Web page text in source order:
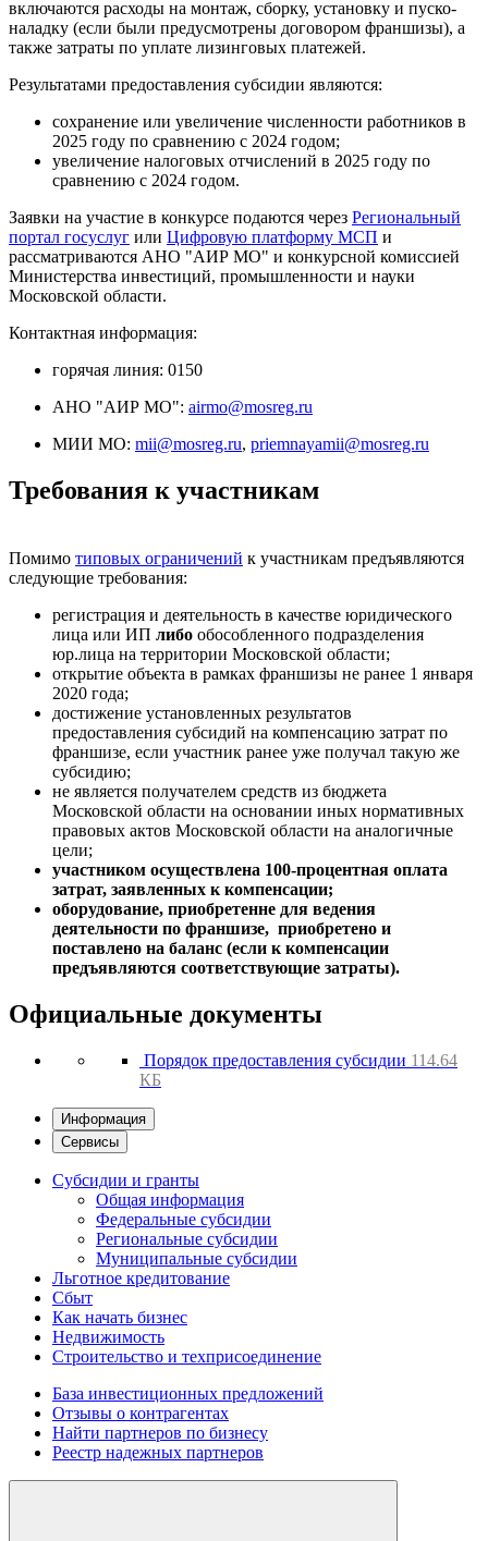
включаются расходы на монтаж, сборку, установку и пуско-
наладку (если были предусмотрены договором франшизы), а
также затраты по уплате лизинговых платежей.
Результатами предоставления субсидии являются:
сохранение или увеличение численности работников в
2025 году по сравнению с 2024 годом;
увеличение налоговых отчислений в 2025 году по
сравнению с 2024 годом.
Заявки на участие в конкурсе подаются через Региональный
портал госуслуг или Цифровую платформу МСП и
рассматриваются АНО "АИР МО" и конкурсной комиссией
Министерства инвестиций, промышленности и науки
Московской области.
Контактная информация:
горячая линия: 0150
АНО "АИР МО": airmo@mosreg.ru
МИИ МО: mii@mosreg.ru, priemnayamii@mosreg.ru
Требования к участникам
Помимо типовых ограничений к участникам предъявляются
следующие требования:
регистрация и деятельность в качестве юридического
лица или ИП либо обособленного подразделения
юр.лица на территории Московской области;
открытие объекта в рамках франшизы не ранее 1 января
2020 года;
достижение установленных результатов
предоставления субсидий на компенсацию затрат по
франшизе, если участник ранее уже получал такую же
субсидию;
не является получателем средств из бюджета
Московской области на основании иных нормативных
правовых актов Московской области на аналогичные
цели;
участником осуществлена 100-процентная оплата
затрат, заявленных к компенсации;
оборудование, приобретенне для ведения
деятельности по франшизе, приобретено и
поставлено на баланс (если к компенсации
предъявляются соответствующие затраты).
Официальные документы
Порядок предоставления субсидии 114.64
КБ
Информация
Сервисы
Субсидии и гранты
Общая информация
Федеральные субсидии
Региональные субсидии
Муниципальные субсидии
Льготное кредитование
Сбыт
Как начать бизнес
Недвижимость
Строительство и техприсоединение
База инвестиционных предложений
Отзывы о контрагентах
Найти партнеров по бизнесу
Реестр надежных партнеров